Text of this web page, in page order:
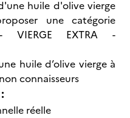
huile d'olive vierge
une catégorie
VIERGE EXTRA -
huile d’olive vierge à
connaisseurs
réelle